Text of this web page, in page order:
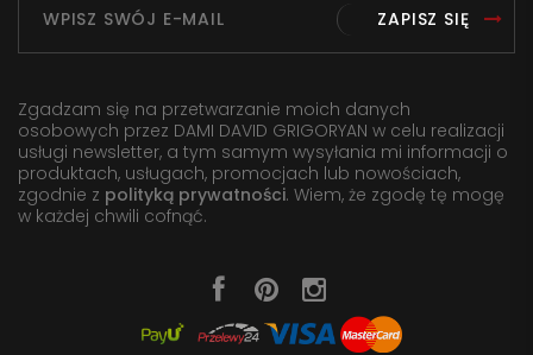
ZAPISZ SIĘ
Zgadzam się na przetwarzanie moich danych
osobowych przez DAMI DAVID GRIGORYAN w celu realizacji
usługi newsletter, a tym samym wysyłania mi informacji o
produktach, usługach, promocjach lub nowościach,
zgodnie z polityką prywatności. Wiem, że zgodę tę mogę
w każdej chwili cofnąć.